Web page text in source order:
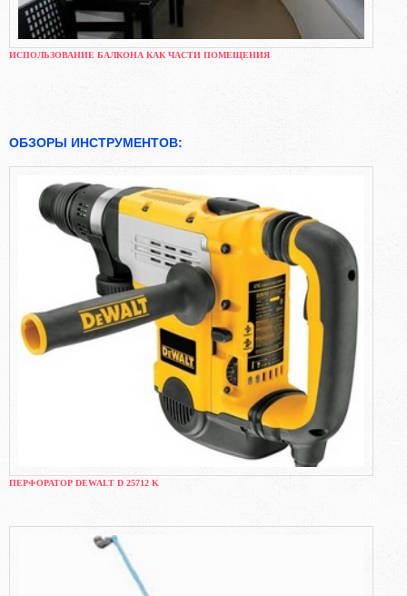
ИСПОЛЬЗОВАНИЕ БАЛКОНА КАК ЧАСТИ ПОМЕЩЕНИЯ
ОБЗОРЫ ИНСТРУМЕНТОВ:
ПЕРФОРАТОР DEWALT D 25712 K